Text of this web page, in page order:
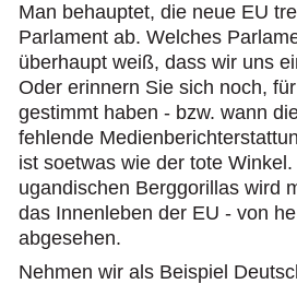
Man behauptet, die neue EU
Parlament ab. Welches
überhaupt weiß, dass wir uns
Oder erinnern Sie sich noch,
gestimmt haben - bzw. wann
fehlende
ist soetwas wie der tote
ugandischen Berggorillas wird
das Innenleben der EU - von
abgesehen.
Nehmen wir als Beispiel